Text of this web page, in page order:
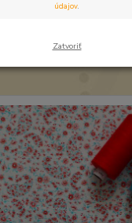
Bavlna Kvetinové paisley
paisley
údajov.
Zatvoriť